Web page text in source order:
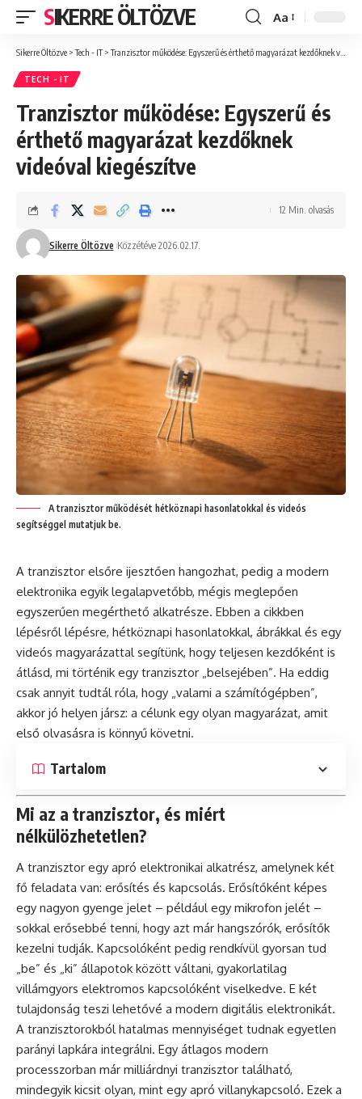
SIKERRE ÖLTÖZVE
Font
Resizer
Aa
Sikerre Öltözve >Tech - IT>Tranzisztor működése: Egyszerű és érthető magyarázat kezdőknek videóval kiegészítve
TECH - IT
Tranzisztor működése: Egyszerű és
érthető magyarázat kezdőknek
videóval kiegészítve
Sikerre Öltözve Közzétéve 2026.02.17.
12 Min. olvasás
A tranzisztor működését hétköznapi hasonlatokkal és videós
segítséggel mutatjuk be.
A tranzisztor elsőre ijesztően hangozhat, pedig a modern
elektronika egyik legalapvetőbb, mégis meglepően
egyszerűen megérthető alkatrésze. Ebben a cikkben
lépésről lépésre, hétköznapi hasonlatokkal, ábrákkal és egy
videós magyarázattal segítünk, hogy teljesen kezdőként is
átlásd, mi történik egy tranzisztor „belsejében”. Ha eddig
csak annyit tudtál róla, hogy „valami a számítógépben”,
akkor jó helyen jársz: a célunk egy olyan magyarázat, amit
első olvasásra is könnyű követni.
Tartalom
Mi az a tranzisztor, és miért
nélkülözhetetlen?
A tranzisztor egy apró elektronikai alkatrész, amelynek két
fő feladata van: erősítés és kapcsolás. Erősítőként képes
egy nagyon gyenge jelet – például egy mikrofon jelét –
sokkal erősebbé tenni, hogy azt már hangszórók, erősítők
kezelni tudják. Kapcsolóként pedig rendkívül gyorsan tud
„be” és „ki” állapotok között váltani, gyakorlatilag
villámgyors elektromos kapcsolóként viselkedve. E két
tulajdonság teszi lehetővé a modern digitális elektronikát.
A tranzisztorokból hatalmas mennyiséget tudnak egyetlen
parányi lapkára integrálni. Egy átlagos modern
processzorban már milliárdnyi tranzisztor található,
mindegyik kicsit olyan, mint egy apró villanykapcsoló. Ezek a